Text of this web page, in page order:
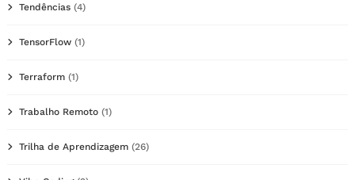
Tendências (4)
TensorFlow (1)
Terraform (1)
Trabalho Remoto (1)
Trilha de Aprendizagem (26)